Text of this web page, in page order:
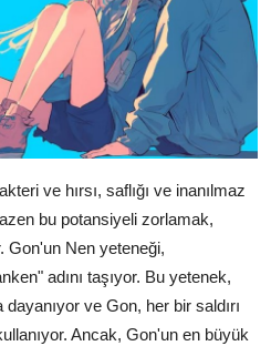
ve hırsı, saflığı ve inanılmaz
bu potansiyeli zorlamak,
Gon'un Nen yeteneği,
adını taşıyor. Bu yetenek,
ve Gon, her bir saldırı
Ancak, Gon'un en büyük